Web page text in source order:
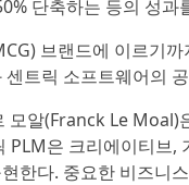
단축하는 등의 성과
브랜드에 이르기
트릭 소프트웨어의
알(Franck Le
PLM은 크리에이티브
한다. 중요한 비즈니